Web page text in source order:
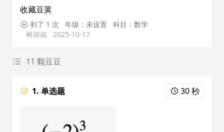
收藏豆荚
剥了 1 次 年级：未设置
科目：数学
树叔叔
2025-10-17
11 颗豆豆
1. 单选题 30 秒